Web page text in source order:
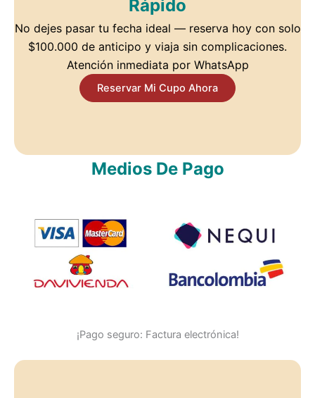
Rápido
No dejes pasar tu fecha ideal — reserva hoy con solo
$100.000 de anticipo y viaja sin complicaciones.
Atención inmediata por WhatsApp
Reservar Mi Cupo Ahora
Medios De Pago
¡Pago seguro: Factura electrónica!